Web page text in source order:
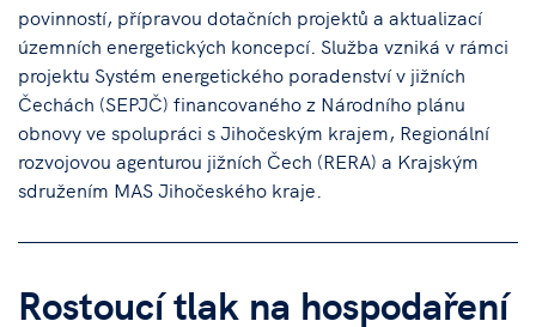
povinností, přípravou dotačních projektů a aktualizací
územních energetických koncepcí. Služba vzniká v rámci
projektu Systém energetického poradenství v jižních
Čechách (SEPJČ) financovaného z Národního plánu
obnovy ve spolupráci s Jihočeským krajem, Regionální
rozvojovou agenturou jižních Čech (RERA) a Krajským
sdružením MAS Jihočeského kraje.
Rostoucí tlak na hospodaření